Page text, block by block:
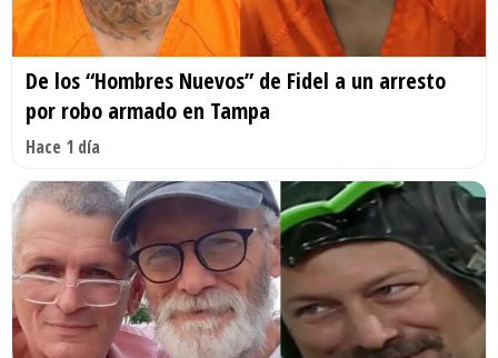
De los “Hombres Nuevos” de Fidel a un arresto
por robo armado en Tampa
Hace 1 día